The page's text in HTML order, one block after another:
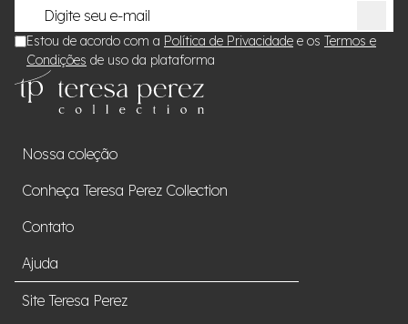
Nossa coleção
Conheça Teresa Perez Collection
Contato
Ajuda
Site Teresa Perez
Estou de acordo com a Política de Privacidade e os Termos e
Condições de uso da plataforma